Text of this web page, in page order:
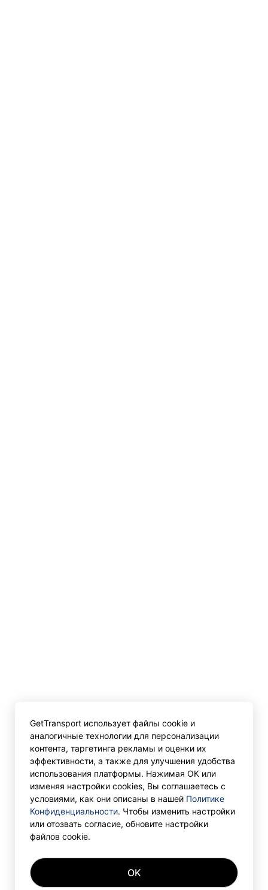
GetTransport использует файлы cookie и
аналогичные технологии для персонализации
контента, таргетинга рекламы и оценки их
эффективности, а также для улучшения удобства
использования платформы. Нажимая ОК или
изменяя настройки cookies, Вы соглашаетесь с
условиями, как они описаны в нашей Политике
Конфиденциальности. Чтобы изменить настройки
или отозвать согласие, обновите настройки
файлов cookie.
OK